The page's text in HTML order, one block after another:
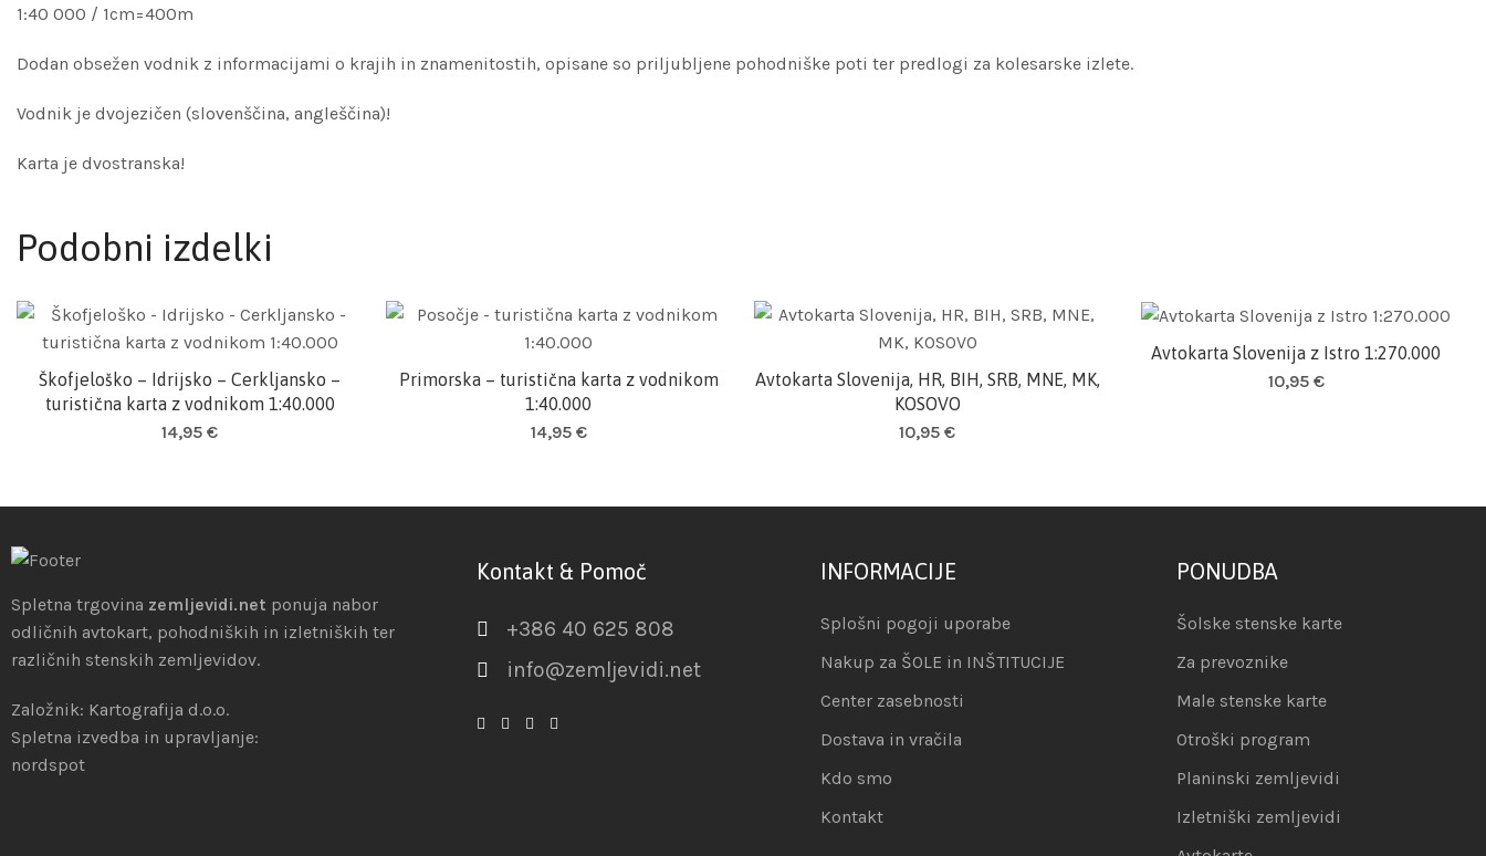
1:40 000 / 1cm=400m
Dodan obsežen vodnik z informacijami o krajih in znamenitostih, opisane so priljubljene pohodniške poti ter predlogi za kolesarske izlete.
Vodnik je dvojezičen (slovenščina, angleščina)!
Karta je dvostranska!
Podobni izdelki
Dodaj v košarico
Škofjeloško – Idrijsko – Cerkljansko –
turistična karta z vodnikom 1:40.000
14,95€
Dodaj v košarico
Primorska – turistična karta z vodnikom
1:40.000
14,95 €
Dodaj v košarico
Avtokarta Slovenija, HR, BIH, SRB, MNE, MK,
KOSOVO
10,95€
Dodaj v košarico
Avtokarta Slovenija z Istro 1:270.000
10,95 €
Spletna trgovina zemljevidi.net ponuja nabor
odličnih avtokart, pohodniških in izletniških ter
različnih stenskih zemljevidov.
Založnik: Kartografija d.o.o.
Spletna izvedba in upravljanje:
nordspot
Kontakt & Pomoč
+386 40 625 808
info@zemljevidi.net
INFORMACIJE
Splošni pogoji uporabe
Nakup za ŠOLE in INŠTITUCIJE
Center zasebnosti
Dostava in vračila
Kdo smo
Kontakt
PONUDBA
Šolske stenske karte
Za prevoznike
Male stenske karte
Otroški program
Planinski zemljevidi
Izletniški zemljevidi